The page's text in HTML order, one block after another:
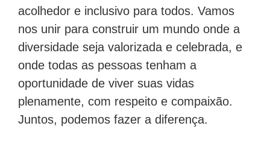
acolhedor e inclusivo para todos. Vamos
nos unir para construir um mundo onde a
diversidade seja valorizada e celebrada, e
onde todas as pessoas tenham a
oportunidade de viver suas vidas
plenamente, com respeito e compaixão.
Juntos, podemos fazer a diferença.